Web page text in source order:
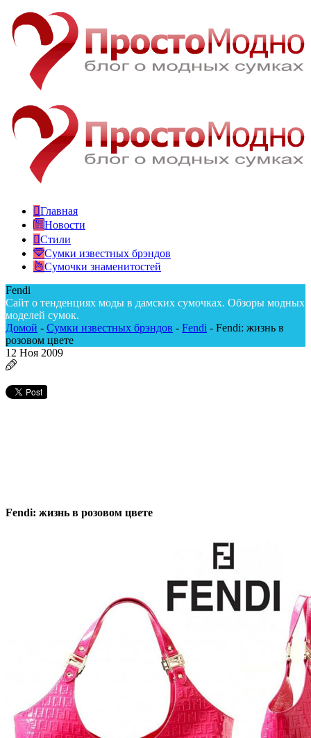
Главная
Новости
Стили
Сумки известных брэндов
Сумочки знаменитостей
Fendi
Сайт о тенденциях моды в дамских сумочках. Обзоры модных
моделей сумок.
Домой - Сумки известных брэндов - Fendi - Fendi: жизнь в
розовом цвете
12 Ноя 2009
Fendi: жизнь в розовом цвете